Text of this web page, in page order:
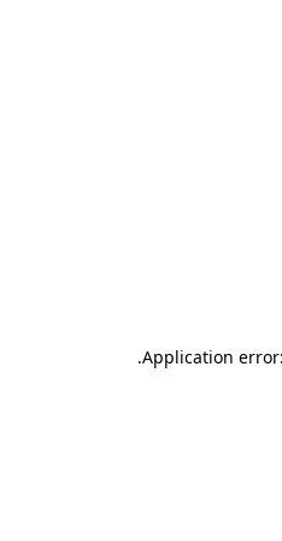
Application
.